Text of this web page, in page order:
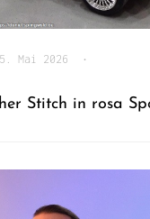
Mai 2026 •
Stitch in rosa